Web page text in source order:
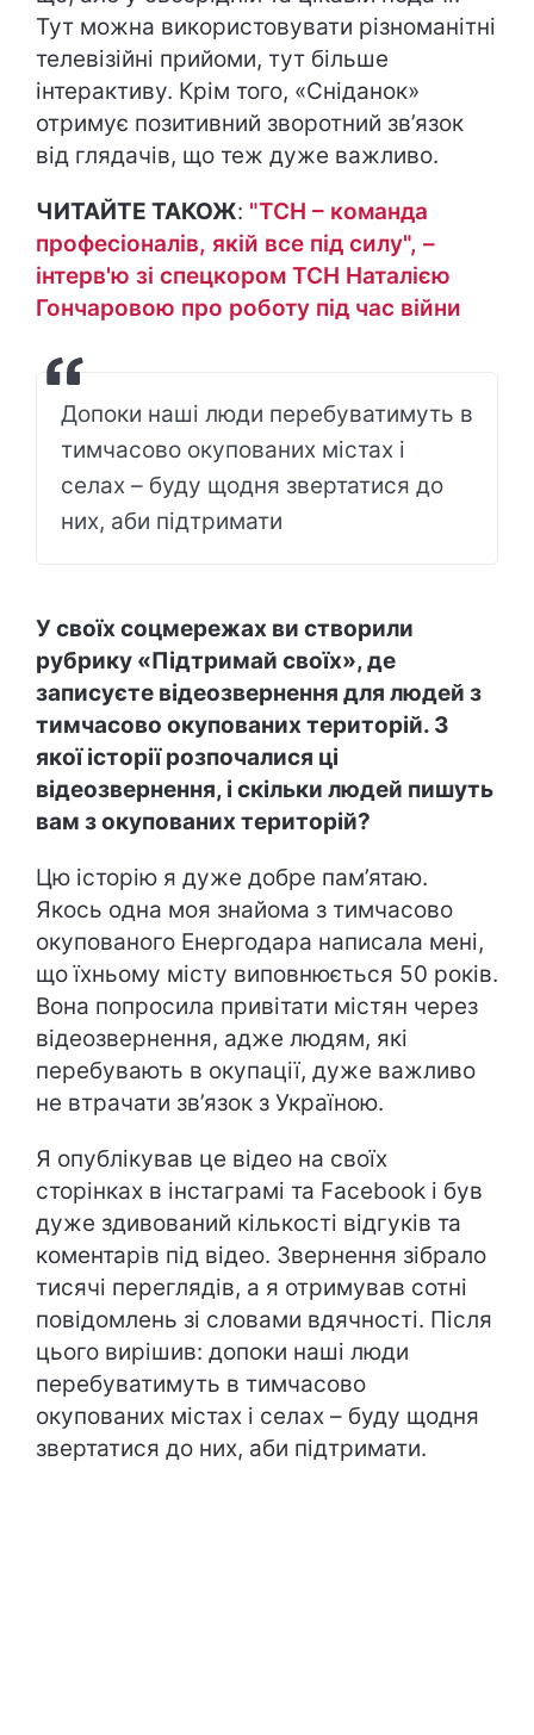
Тут можна використовувати різноманітні
телевізійні прийоми, тут більше
інтерактиву. Крім того, «Сніданок»
отримує позитивний зворотний зв’язок
від глядачів, що теж дуже важливо.
ЧИТАЙТЕ ТАКОЖ: "ТСН – команда
професіоналів, якій все під силу", –
інтерв'ю зі спецкором ТСН Наталією
Гончаровою про роботу під час війни
Допоки наші люди перебуватимуть в
тимчасово окупованих містах і
селах – буду щодня звертатися до
них, аби підтримати
У своїх соцмережах ви створили
рубрику «Підтримай своїх», де
записуєте відеозвернення для людей з
тимчасово окупованих територій. З
якої історії розпочалися ці
відеозвернення, і скільки людей пишуть
вам з окупованих територій?
Цю історію я дуже добре пам’ятаю.
Якось одна моя знайома з тимчасово
окупованого Енергодара написала мені,
що їхньому місту виповнюється 50 років.
Вона попросила привітати містян через
відеозвернення, адже людям, які
перебувають в окупації, дуже важливо
не втрачати зв’язок з Україною.
Я опублікував це відео на своїх
сторінках в інстаграмі та Facebook і був
дуже здивований кількості відгуків та
коментарів під відео. Звернення зібрало
тисячі переглядів, а я отримував сотні
повідомлень зі словами вдячності. Після
цього вирішив: допоки наші люди
перебуватимуть в тимчасово
окупованих містах і селах – буду щодня
звертатися до них, аби підтримати.